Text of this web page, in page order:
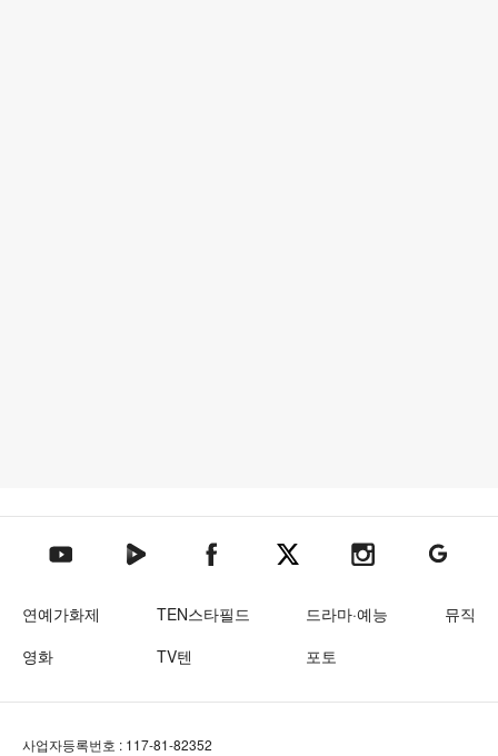
텐아시아 유튜브텐아시아 네이버TV텐아시아 페이스북텐아시아 엑스텐아시아 인스타그램
텐아시아
연예가화제 TEN스타필드 드라마·예능
뮤직
영화
TV텐 포토
사업자등록번호 : 117-81-82352